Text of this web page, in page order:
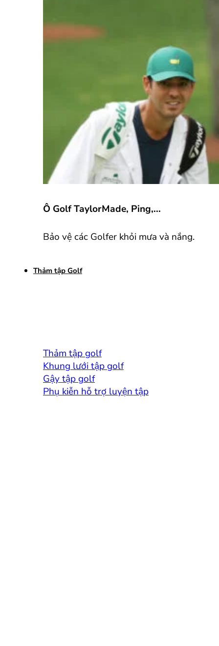
Ô Golf TaylorMade, Ping,...
Bảo vệ các Golfer khỏi mưa và nắng.
Thảm tập Golf
Thảm tập golf
Khung lưới tập golf
Gậy tập golf
Phụ kiễn hỗ trợ luyện tập